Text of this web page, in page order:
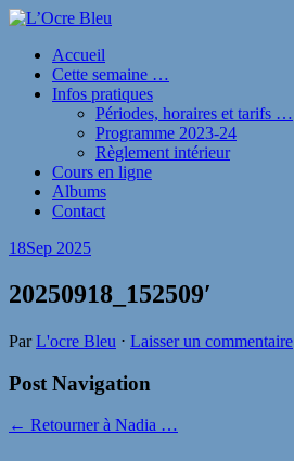
Accueil
Cette semaine …
Infos pratiques
Périodes, horaires et tarifs …
Programme 2023-24
Règlement intérieur
Cours en ligne
Albums
Contact
18Sep 2025
20250918_152509′
ParL'ocre Bleu ⋅ Laisser un commentaire
Post Navigation
← Retourner à Nadia …